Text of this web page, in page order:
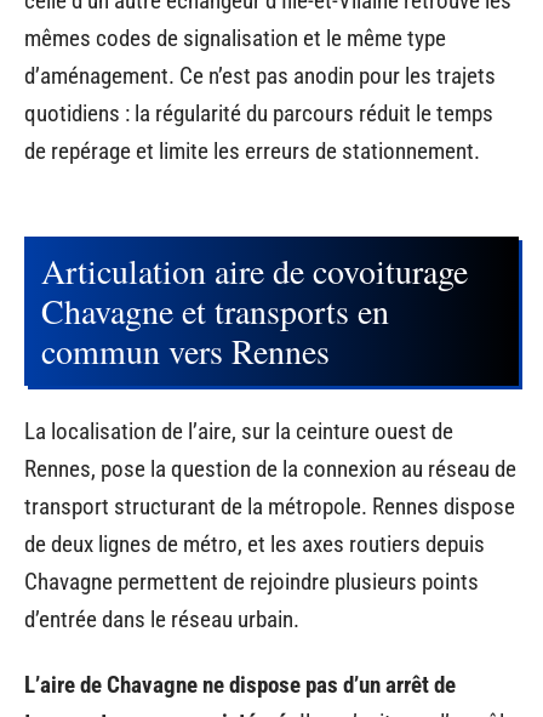
mêmes codes de signalisation et le même type
d’aménagement. Ce n’est pas anodin pour les trajets
quotidiens : la régularité du parcours réduit le temps
de repérage et limite les erreurs de stationnement.
Articulation aire de covoiturage
Chavagne et transports en
commun vers Rennes
La localisation de l’aire, sur la ceinture ouest de
Rennes, pose la question de la connexion au réseau de
transport structurant de la métropole. Rennes dispose
de deux lignes de métro, et les axes routiers depuis
Chavagne permettent de rejoindre plusieurs points
d’entrée dans le réseau urbain.
L’aire de Chavagne ne dispose pas d’un arrêt de